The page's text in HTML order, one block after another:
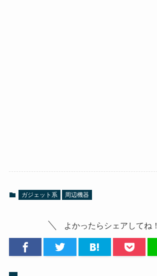
ガジェット系 周辺機器
よかったらシェアしてね！